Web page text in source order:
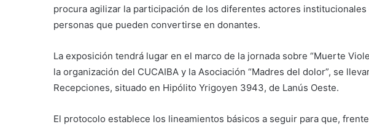
procura agilizar la participación de los diferentes actores
personas que pueden convertirse en donantes.
La exposición tendrá lugar en el marco de la jornada sobre “Muerte
la organización del CUCAIBA y la Asociación “Madres del dolor”, se
Recepciones, situado en Hipólito Yrigoyen 3943, de Lanús Oeste.
El protocolo establece los lineamientos básicos a seguir para que,